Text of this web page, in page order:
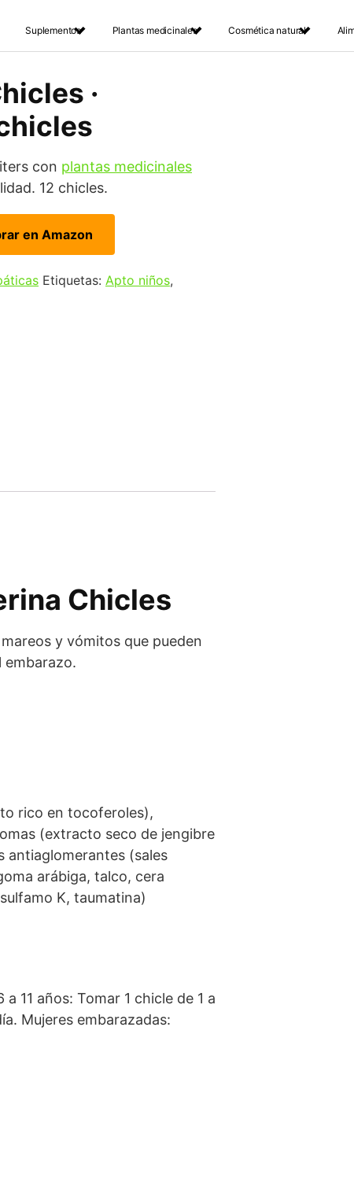
Suplementos Plantas medicinales Cosmética natural
·
con plantas medicinales
12 chicles.
en Amazon
Etiquetas: Apto niños,
Chicles
y vómitos que pueden
embarazo.
rico en tocoferoles),
(extracto seco de jengibre
antiaglomerantes (sales
arábiga, talco, cera
K, taumatina)
11 años: Tomar 1 chicle de 1 a
Mujeres embarazadas: